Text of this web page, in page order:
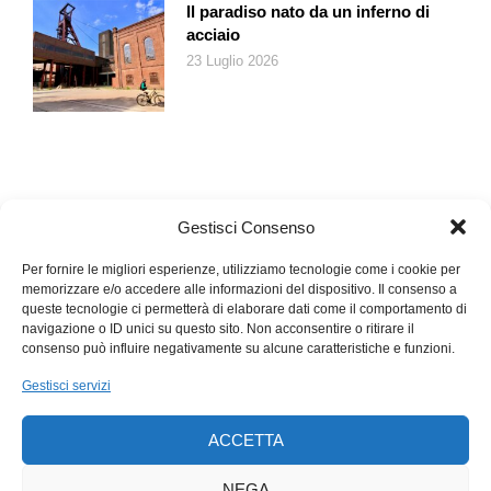
Gestisci Consenso
Per fornire le migliori esperienze, utilizziamo tecnologie come i cookie per
memorizzare e/o accedere alle informazioni del dispositivo. Il consenso a
queste tecnologie ci permetterà di elaborare dati come il comportamento di
navigazione o ID unici su questo sito. Non acconsentire o ritirare il
consenso può influire negativamente su alcune caratteristiche e funzioni.
Gestisci servizi
ACCETTA
giovani con scarse risorse finanziarie di accedere a spazi di
produzione musicale e di sperimentazione in cui realizzare la
propria creatività. Interessante anche l’offerta
dell’organizzazione friburghese «Association Jeunes Parents»,
che aiuta le giovani madri che non hanno completato gli studi a
lavoro di Zurigo. Sono progetti importanti perché affrontano in
modo concreto uno dei maggiori rischi della povertà, ossia la
mancanza di istruzione.
«malessere» generale?
La maggior parte dei giovani svizzeri sta bene. Tuttavia, è
ormai noto che i loro livelli di stress sono aumentati negli ultimi
anni, anche a causa di crisi, guerre e insicurezza finanziaria. I
Il paradiso nato da un inferno di
acciaio
23 Luglio 2026